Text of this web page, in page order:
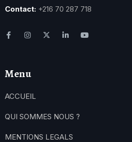
Contact: +216 70 287 718
Menu
ACCUEIL
QUI SOMMES NOUS ?
MENTIONS LEGALS